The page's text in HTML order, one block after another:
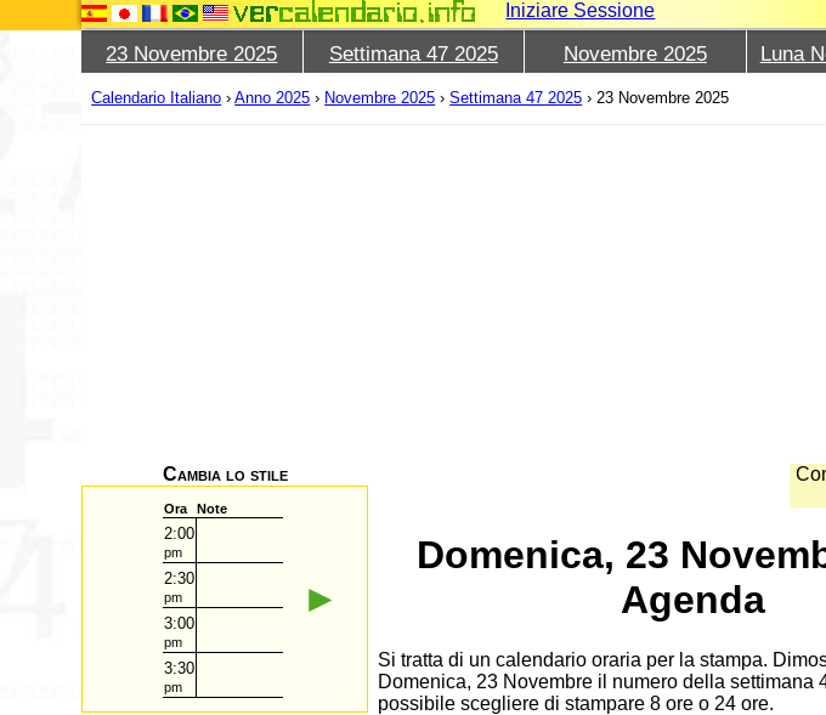
Iniziare Sessione
23 Novembre 2025 Settimana 47 2025 Novembre 2025 Luna
Calendario Italiano ›Anno 2025 › Novembre 2025 ›Settimana 47 2025 ›23 Novembre 2025
Cambia lo stile
Ora Note
2:00
pm
2:30
pm
3:00
pm
3:30
pm
►
Domenica, 23
Agenda
Si tratta di un calendario oraria per la stampa.
Domenica, 23 Novembre il numero della settimana
possibile scegliere di stampare 8 ore o 24 ore.